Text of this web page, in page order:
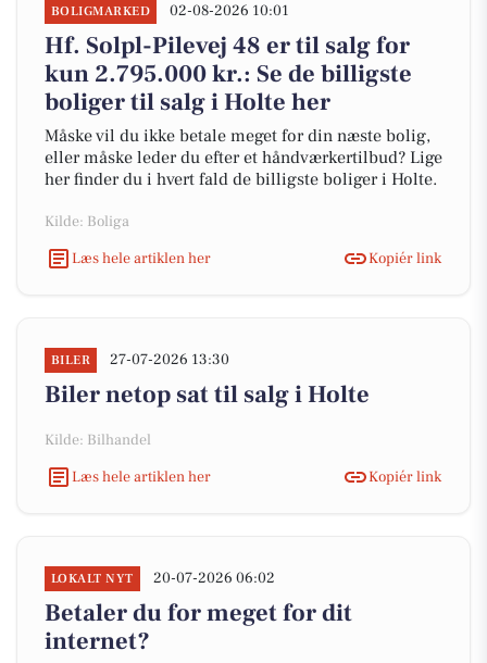
BOLIGMARKED 02-08-2026 10:01
Hf. Solpl-Pilevej 48 er til salg for
kun 2.795.000 kr.: Se de billigste
boliger til salg i Holte her
Måske vil du ikke betale meget for din næste bolig,
eller måske leder du efter et håndværkertilbud? Lige
her finder du i hvert fald de billigste boliger i Holte.
Kilde: Boliga
Læs hele artiklen her
Kopiér link
BILER 27-07-2026 13:30
Biler netop sat til salg i Holte
Kilde: Bilhandel
Læs hele artiklen her
Kopiér link
LOKALT NYT 20-07-2026 06:02
Betaler du for meget for dit
internet?